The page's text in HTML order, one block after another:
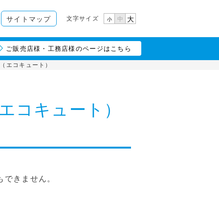
サイトマップ 文字サイズ 小 中 大
ご販売店様・工務店様のページはこちら
エコキュート）
コキュート）
きません。